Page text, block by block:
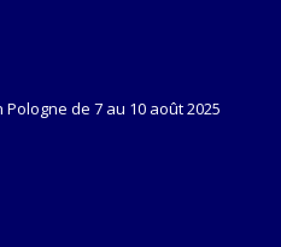
de 7 au 10 août 2025